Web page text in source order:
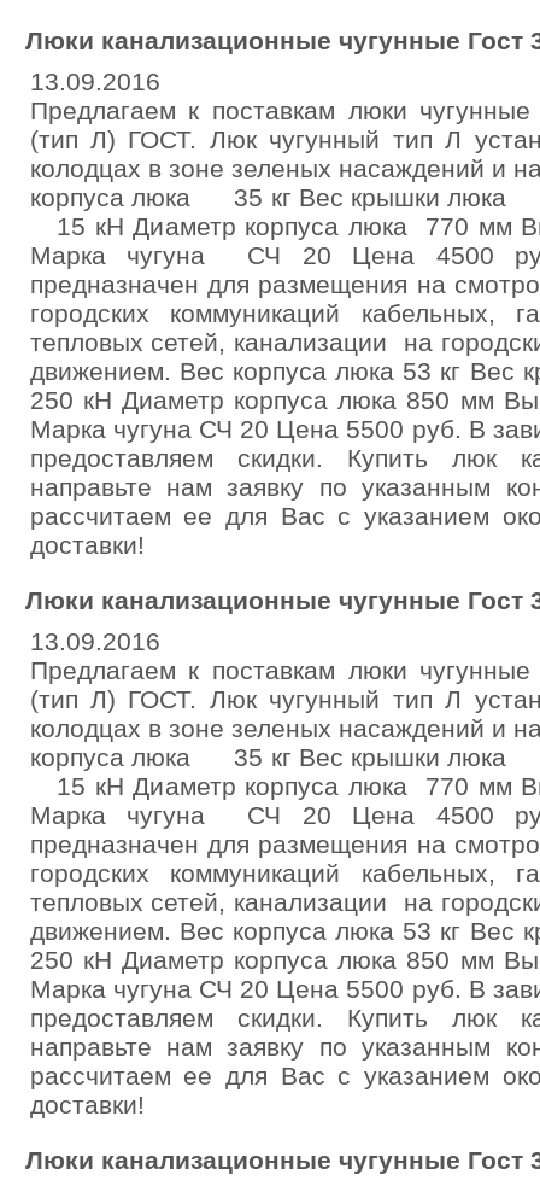
Люки канализационные чугунные Гост
13.09.2016
Предлагаем к поставкам люки
(тип Л) ГОСТ. Люк чугунный тип Л
колодцах в зоне зеленых насаждений и
корпуса люка 35 кг Вес крышки
15 кН Диаметр корпуса люка 770 мм
Марка чугуна СЧ 20 Цена 4500
предназначен для размещения на
городских коммуникаций кабельных,
тепловых сетей, канализации на
движением. Вес корпуса люка 53 кг Вес
250 кН Диаметр корпуса люка 850 мм
Марка чугуна СЧ 20 Цена 5500 руб. В
предоставляем скидки. Купить люк
направьте нам заявку по указанным
рассчитаем ее для Вас с указанием
доставки!
Люки канализационные чугунные Гост
13.09.2016
Предлагаем к поставкам люки
(тип Л) ГОСТ. Люк чугунный тип Л
колодцах в зоне зеленых насаждений и
корпуса люка 35 кг Вес крышки
15 кН Диаметр корпуса люка 770 мм
Марка чугуна СЧ 20 Цена 4500
предназначен для размещения на
городских коммуникаций кабельных,
тепловых сетей, канализации на
движением. Вес корпуса люка 53 кг Вес
250 кН Диаметр корпуса люка 850 мм
Марка чугуна СЧ 20 Цена 5500 руб. В
предоставляем скидки. Купить люк
направьте нам заявку по указанным
рассчитаем ее для Вас с указанием
доставки!
Люки канализационные чугунные Гост